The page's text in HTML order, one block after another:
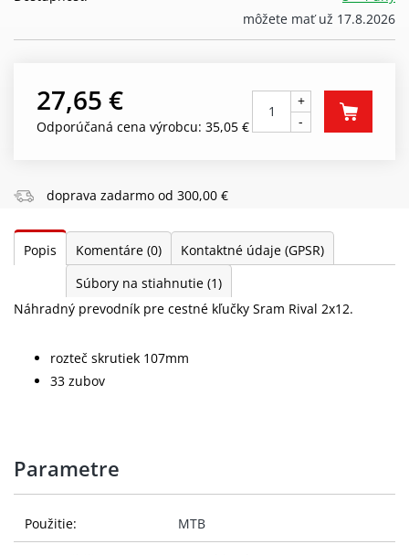
môžete mať už 17.8.2026
27,65 €
Odporúčaná cena výrobcu: 35,05 €
+
-
doprava zadarmo od 300,00 €
Popis Komentáre (0)
Kontaktné údaje (GPSR)
Súbory na stiahnutie (1)
Náhradný prevodník pre cestné kľučky Sram Rival 2x12.
rozteč skrutiek 107mm
33 zubov
Parametre
Použitie: MTB